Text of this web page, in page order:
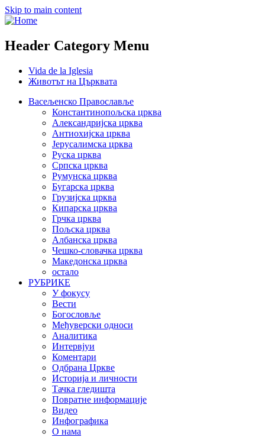
Skip to main content
Header Category Menu
Vida de la Iglesia
Животът на Църквата
Васељенско Православље
Константинопољска црква
Александријска црква
Антиохијска црква
Јерусалимска црква
Руска црква
Српска црква
Румунска црква
Бугарска црква
Грузијска црква
Кипарска црква
Грчка црква
Пољска црква
Албанска црква
Чешко-словачка црква
Македонска црква
остало
РУБРИКЕ
У фокусу
Вести
Богословље
Међуверски односи
Аналитика
Интервјуи
Коментари
Одбрана Цркве
Историја и личности
Тачка гледишта
Повратне информације
Видео
Инфографика
О нама